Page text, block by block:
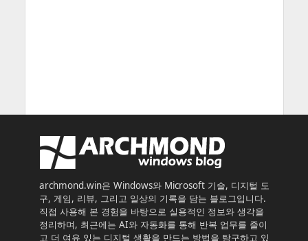
archmond.win은 Windows와 Microsoft 기술, 디지털 도
구, 게임, 리뷰, 그리고 일상의 기록을 담는 블로그입니다.
직접 사용해 본 경험을 바탕으로 실용적인 정보와 생각을
정리하며, 최근에는 AI와 자동화를 통해 반복 업무를 줄이
고 더 여유 있는 디지털 생활을 만드는 방법을 탐구하고 있